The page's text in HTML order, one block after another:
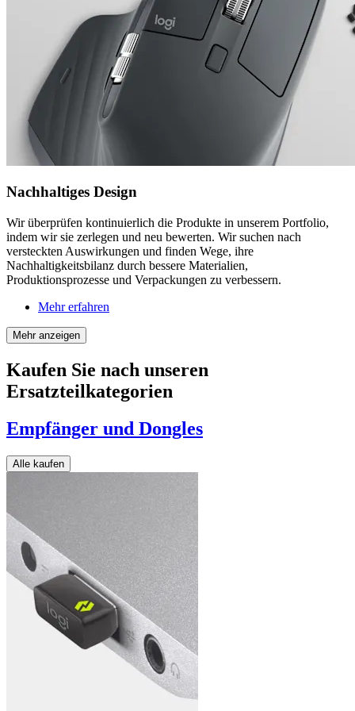
Nachhaltiges Design
Wir überprüfen kontinuierlich die Produkte in unserem Portfolio,
indem wir sie zerlegen und neu bewerten. Wir suchen nach
versteckten Auswirkungen und finden Wege, ihre
Nachhaltigkeitsbilanz durch bessere Materialien,
Produktionsprozesse und Verpackungen zu verbessern.
Mehr erfahren
Mehr anzeigen
Kaufen Sie nach unseren
Ersatzteilkategorien
Empfänger und Dongles
Alle kaufen